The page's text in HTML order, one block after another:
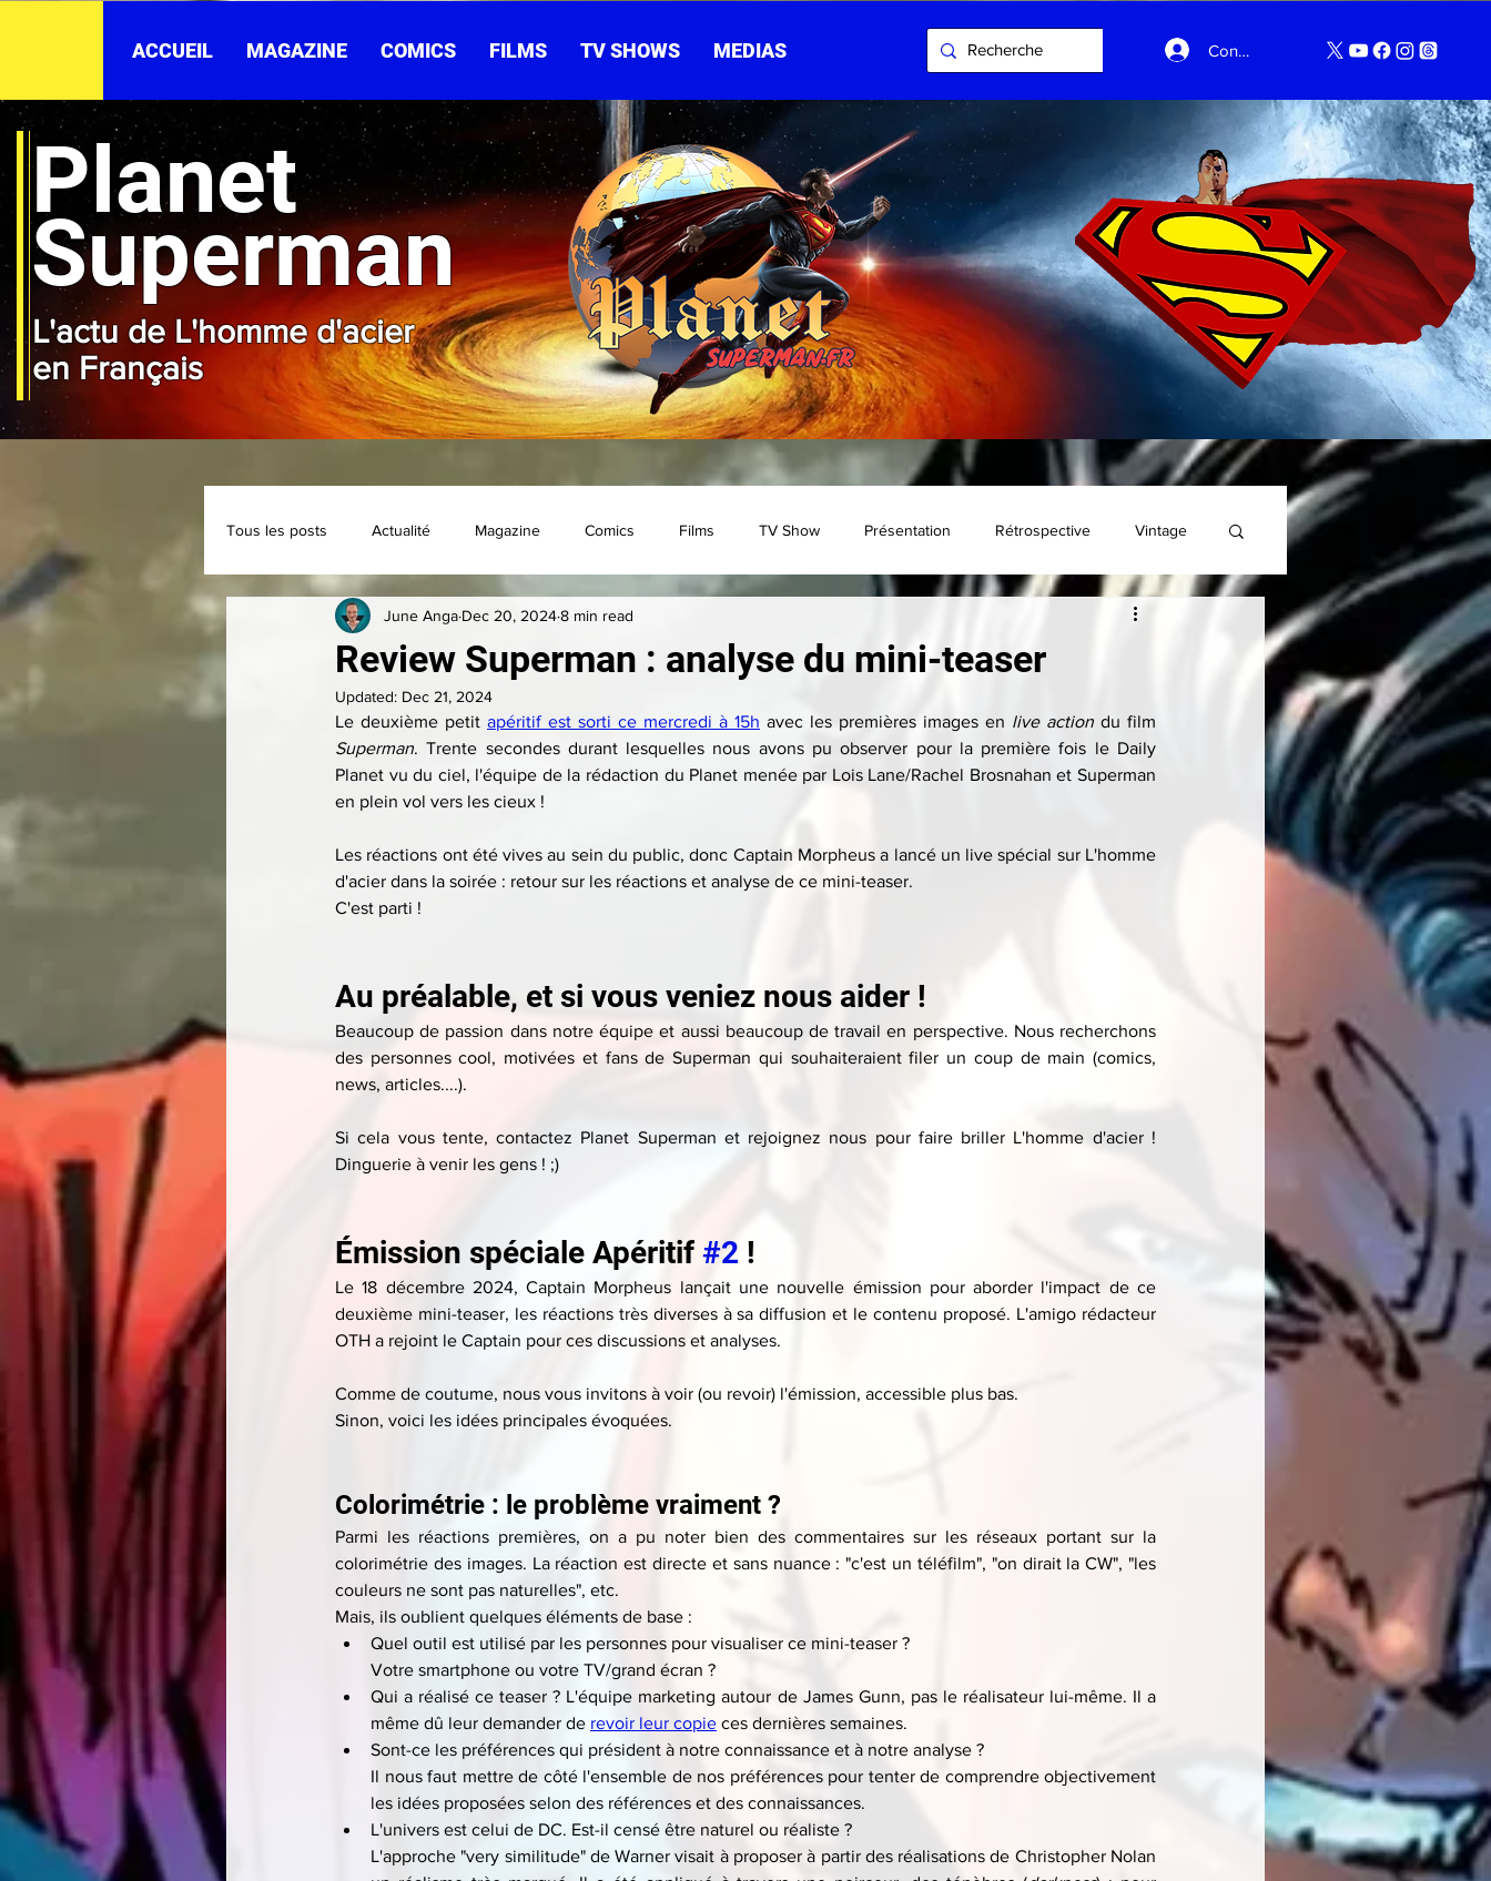
ACCUEIL MAGAZINE COMICS FILMS TV SHOWS MEDIAS Connexion
Planet
Superman
L'actu de L'homme d'acier
en Français
Tous les posts Actualité Magazine Comics Films TV Show Présentation Rétrospective Vintage
Classique Collection Convention Brèves
Review Superman : analyse du mini-teaser
June Anga Dec 20, 20248 min read
Updated: Dec 21, 2024
Le deuxième petit apéritif est sorti ce mercredi à 15h avec les premières images en live action
Superman. Trente secondes durant lesquelles nous avons pu observer pour la première fois le Daily
Planet vu du ciel, l'équipe de la rédaction du Planet menée par Lois Lane/Rachel Brosnahan et Superman
en plein vol vers les cieux !
Les réactions ont été vives au sein du public, donc Captain Morpheus a lancé un live spécial sur L'homme
d'acier dans la soirée : retour sur les réactions et analyse de ce mini-teaser.
C'est parti !
Au préalable, et si vous veniez nous aider !
Beaucoup de passion dans notre équipe et aussi beaucoup de travail en perspective. Nous recherchons
des personnes cool, motivées et fans de Superman qui souhaiteraient filer un coup de main (comics,
news, articles....).
Si cela vous tente, contactez Planet Superman et rejoignez nous pour faire briller L'homme d'acier !
Dinguerie à venir les gens ! ;)
Émission spéciale Apéritif #2 !
Le 18 décembre 2024, Captain Morpheus lançait une nouvelle émission pour aborder l'impact de ce
deuxième mini-teaser, les réactions très diverses à sa diffusion et le contenu proposé. L'amigo rédacteur
OTH a rejoint le Captain pour ces discussions et analyses.
Comme de coutume, nous vous invitons à voir (ou revoir) l'émission, accessible plus bas.
Sinon, voici les idées principales évoquées.
Colorimétrie : le problème vraiment ?
Parmi les réactions premières, on a pu noter bien des commentaires sur les réseaux portant sur la
colorimétrie des images. La réaction est directe et sans nuance : "c'est un téléfilm", "on dirait la CW", "les
couleurs ne sont pas naturelles", etc.
Mais, ils oublient quelques éléments de base :
Quel outil est utilisé par les personnes pour visualiser ce mini-teaser ?
Votre smartphone ou votre TV/grand écran ?
Qui a réalisé ce teaser ? L'équipe marketing autour de James Gunn, pas le réalisateur lui-même. Il a
même dû leur demander de revoir leur copie ces dernières semaines.
Sont-ce les préférences qui président à notre connaissance et à notre analyse ?
Il nous faut mettre de côté l'ensemble de nos préférences pour tenter de comprendre objectivement
les idées proposées selon des références et des connaissances.
L'univers est celui de DC. Est-il censé être naturel ou réaliste ?
L'approche "very similitude" de Warner visait à proposer à partir des réalisations de Christopher Nolan